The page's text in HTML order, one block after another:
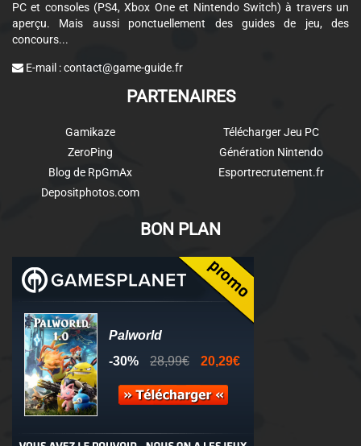
PC et consoles (PS4, Xbox One et Nintendo Switch) à travers un
aperçu. Mais aussi ponctuellement des guides de jeu, des
concours...
E-mail :contact@game-guide.fr
PARTENAIRES
Gamikaze
ZeroPing
Blog de RpGmAx
Depositphotos.com
Télécharger Jeu PC
Génération Nintendo
Esportrecrutement.fr
BON PLAN